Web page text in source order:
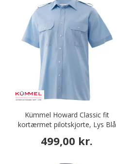
Kümmel Howard Classic fit
kortærmet pilotskjorte, Lys Blå
499,00 kr.